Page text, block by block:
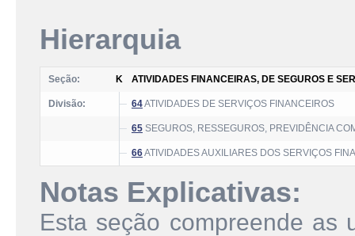
Hierarquia
Seção: K ATIVIDADES FINANCEIRAS, DE SEGUROS E
Divisão: 64ATIVIDADES DE SERVIÇOS FINANCEIROS
65 SEGUROS, RESSEGUROS, PREVIDÊNCIA
66ATIVIDADES AUXILIARES DOS SERVIÇOS
Notas Explicativas:
Esta seção compreende as